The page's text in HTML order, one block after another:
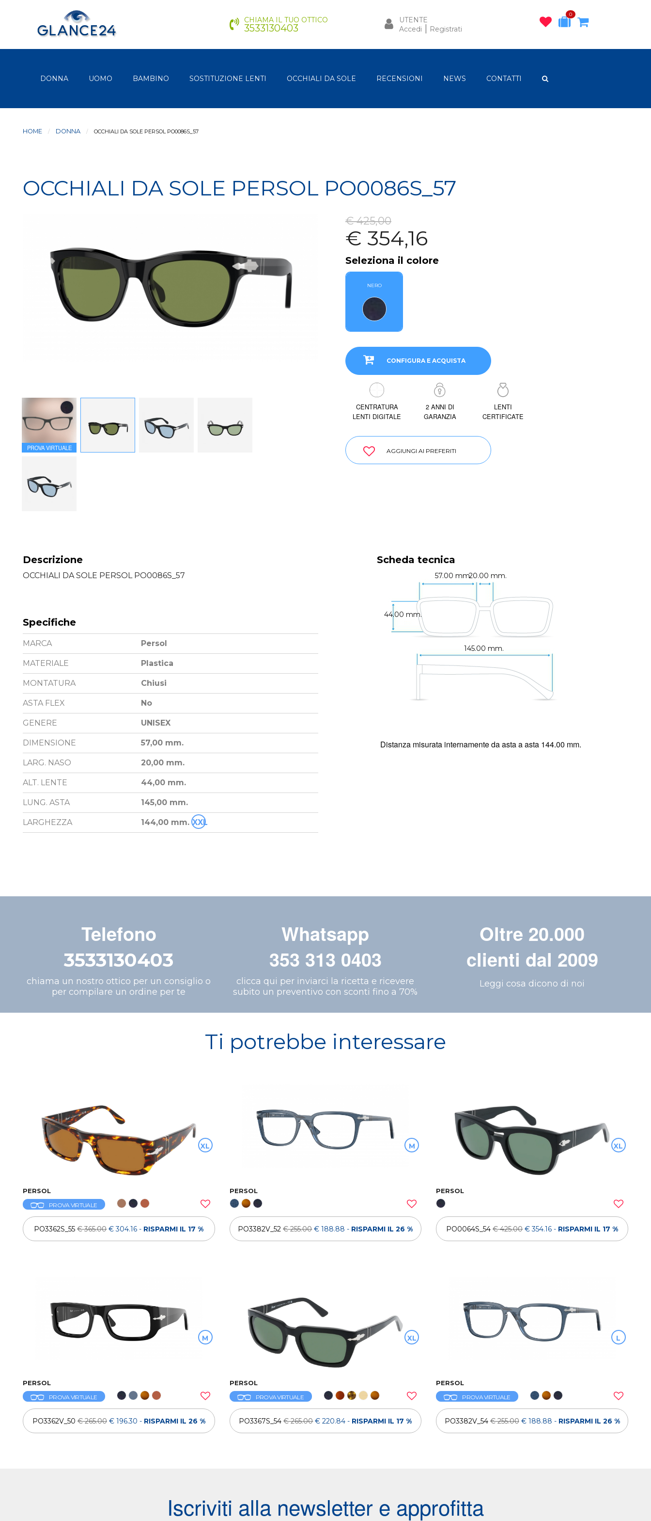
CHIAMA IL TUO OTTICO
3533130403
UTENTE
Accedi | Registrati
0
DONNA UOMO BAMBINO SOSTITUZIONE LENTI OCCHIALI DA SOLE RECENSIONI NEWS CONTATTI
HOME DONNA CURRENT:
OCCHIALI DA SOLE PERSOL PO0086S_57
OCCHIALI DA SOLE PERSOL PO0086S_57
PROVA VIRTUALE
€ 425,00
€ 354,16
Seleziona il colore
NERO
CONFIGURA E ACQUISTA
CENTRATURA
LENTI DIGITALE
2 ANNI DI
GARANZIA
LENTI
CERTIFICATE
AGGIUNGI AI PREFERITI
Descrizione
OCCHIALI DA SOLE PERSOL PO0086S_57
Specifiche
MARCA Persol
MATERIALE Plastica
MONTATURA Chiusi
ASTA FLEX No
GENERE UNISEX
DIMENSIONE 57,00 mm.
LARG. NASO 20,00 mm.
ALT. LENTE 44,00 mm.
LUNG. ASTA 145,00 mm.
LARGHEZZA 144,00 mm. XXL
Scheda tecnica
57.00 mm.20.00 mm.
145.00 mm.
44.00 mm.
Distanza misurata internamente da asta a asta 144.00 mm.
Telefono
3533130403
chiama un nostro ottico per un consiglio o
per compilare un ordine per te
Whatsapp
353 313 0403
clicca qui per inviarci la ricetta e ricevere
subito un preventivo con sconti fino a 70%
Oltre 20.000
clienti dal 2009
Leggi cosa dicono di noi
Ti potrebbe interessare
XL
PERSOL
PROVA VIRTUALE
PO3362S_55€ 365.00 € 304.16 - RISPARMI IL 17 %
M
PERSOL
PO3382V_52€ 255.00 € 188.88 - RISPARMI IL 26 %
XL
PERSOL
PO0064S_54€ 425.00 € 354.16 - RISPARMI IL 17 %
M
PERSOL
PROVA VIRTUALE
PO3362V_50€ 265.00 € 196.30 - RISPARMI IL 26 %
XL
PERSOL
PROVA VIRTUALE
PO3367S_54€ 265.00 € 220.84 - RISPARMI IL 17 %
L
PERSOL
PROVA VIRTUALE
PO3382V_54€ 255.00 € 188.88 - RISPARMI IL 26 %
Iscriviti alla newsletter e approfitta